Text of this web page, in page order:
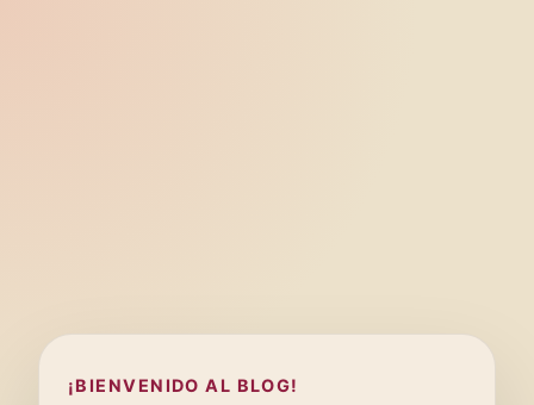
¡BIENVENIDO AL BLOG!